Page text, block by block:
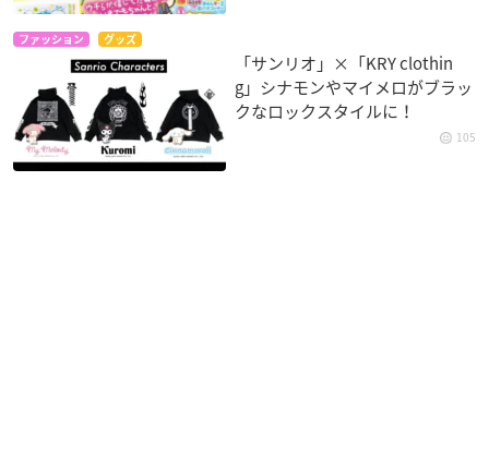
ファッション グッズ
「サンリオ」×「KRY clothin
g」シナモンやマイメロがブラッ
クなロックスタイルに！
105